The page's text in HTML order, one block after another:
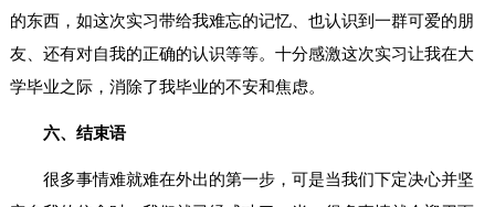
的东西，如这次实习带给我难忘的记忆、也认识到一群可爱的朋
友、还有对自我的正确的认识等等。十分感激这次实习让我在大
学毕业之际，消除了我毕业的不安和焦虑。
六、结束语
很多事情难就难在外出的第一步，可是当我们下定决心并坚